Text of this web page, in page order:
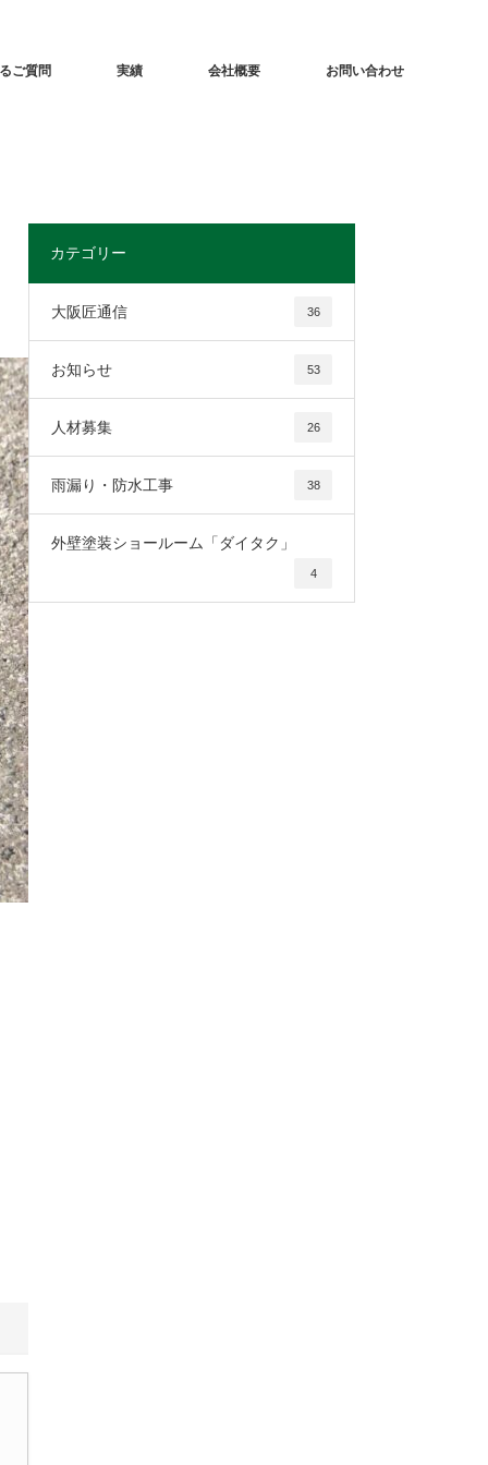
ご質問 実績 会社概要 お問い合わせ
カテゴリー
大阪匠通信 36
お知らせ 53
人材募集 26
雨漏り・防水工事 38
外壁塗装ショールーム「ダイタク」
4